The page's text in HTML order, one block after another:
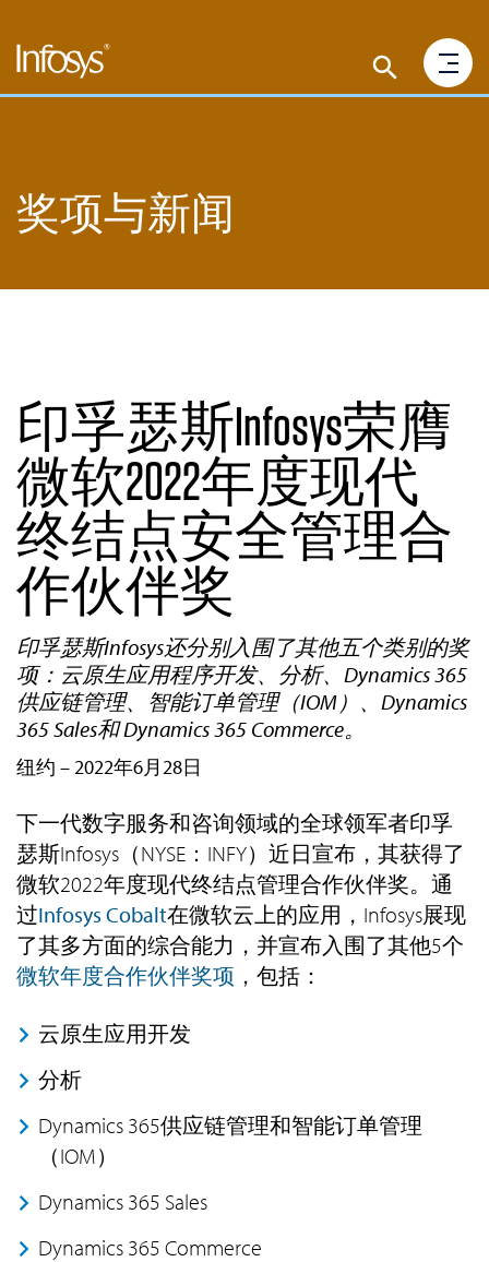
奖项与新闻
印孚瑟斯Infosys荣膺
微软2022年度现代
终结点安全管理合
作伙伴奖
印孚瑟斯Infosys还分别入围了其他五个类别的奖
项：云原生应用程序开发、分析、Dynamics 365
供应链管理、智能订单管理（IOM）、Dynamics
365 Sales和 Dynamics 365 Commerce。
纽约 – 2022年6月28日
下一代数字服务和咨询领域的全球领军者印孚
瑟斯Infosys（NYSE：INFY）近日宣布，其获得了
微软2022年度现代终结点管理合作伙伴奖。通
过Infosys Cobalt在微软云上的应用，Infosys展现
了其多方面的综合能力，并宣布入围了其他5个
微软年度合作伙伴奖项 ，包括：
云原生应用开发
分析
Dynamics 365供应链管理和智能订单管理
（IOM）
Dynamics 365 Sales
Dynamics 365 Commerce